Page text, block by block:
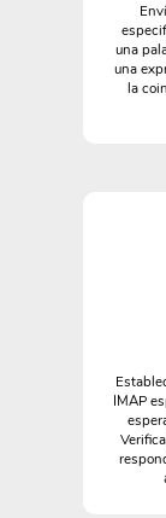
una
una
la
IMAP